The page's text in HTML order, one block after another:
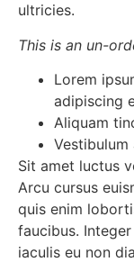
ultricies.
This is an un-
Lorem
adipiscing
Aliquam
Vestibulum
Sit amet luctus
Arcu cursus
quis enim
faucibus.
iaculis eu non